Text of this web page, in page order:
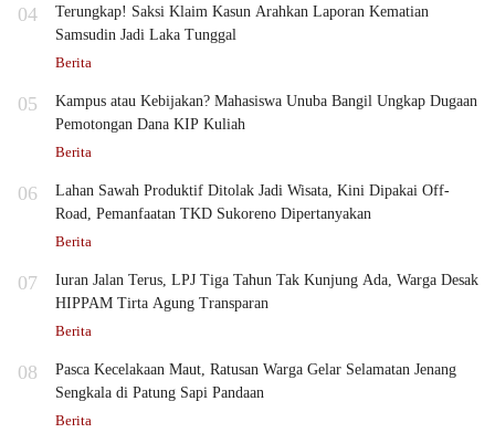
04
Terungkap! Saksi Klaim Kasun Arahkan Laporan Kematian
Samsudin Jadi Laka Tunggal
Berita
05
Kampus atau Kebijakan? Mahasiswa Unuba Bangil Ungkap Dugaan
Pemotongan Dana KIP Kuliah
Berita
06
Lahan Sawah Produktif Ditolak Jadi Wisata, Kini Dipakai Off-
Road, Pemanfaatan TKD Sukoreno Dipertanyakan
Berita
07
Iuran Jalan Terus, LPJ Tiga Tahun Tak Kunjung Ada, Warga Desak
HIPPAM Tirta Agung Transparan
Berita
08
Pasca Kecelakaan Maut, Ratusan Warga Gelar Selamatan Jenang
Sengkala di Patung Sapi Pandaan
Berita